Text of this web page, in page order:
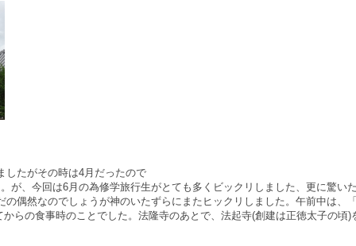
したがその時は4月だったので
が、今回は6月の為修学旅行生がとても多くビックリしました、更に驚い
の偶然なのでしょうが神のいたずらにまたヒックリしました。午前中は、
らの食事時のことでした。法隆寺のあとで、法起寺(創建は正徳太子の頃)